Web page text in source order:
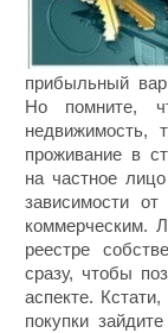
прибыльный
Но помните,
проживание в
на частное
зависимости
коммерческим.
реестре
сразу, чтобы
аспекте.
покупки